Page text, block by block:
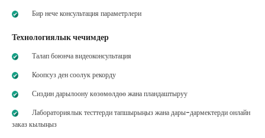
Бир нече консультация параметрлери
Технологиялык чечимдер
Талап боюнча видеоконсультация
Коопсуз ден соолук рекорду
Сиздин дарылоону көзөмөлдөө жана пландаштыруу
Лабораториялык тесттерди тапшырыңыз жана дары-дармектерди онлайн
заказ кылыңыз